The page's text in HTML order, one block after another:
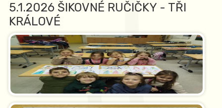
5.1.2026 ŠIKOVNÉ RUČIČKY - TŘI
KRÁLOVÉ